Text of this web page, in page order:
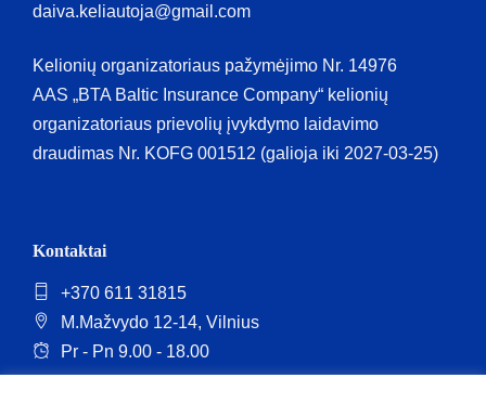
daiva.keliautoja@gmail.com
Kelionių organizatoriaus pažymėjimo Nr. 14976
AAS „BTA Baltic Insurance Company“ kelionių
organizatoriaus prievolių įvykdymo laidavimo
draudimas Nr. KOFG 001512 (galioja iki 2027-03-25)
Kontaktai
+370 611 31815
M.Mažvydo 12-14, Vilnius
Pr - Pn 9.00 - 18.00